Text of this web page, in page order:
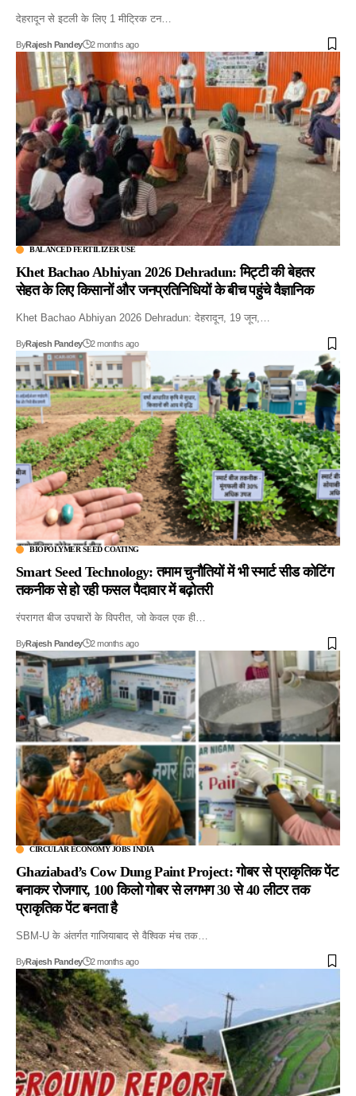
देहरादून से इटली के लिए 1 मीट्रिक टन…
ByRajesh Pandey 2 months ago
BALANCED FERTILIZER USE
Khet Bachao Abhiyan 2026 Dehradun: मिट्टी की बेहतर
सेहत के लिए किसानों और जनप्रतिनिधियों के बीच पहुंचे वैज्ञानिक
Khet Bachao Abhiyan 2026 Dehradun: देहरादून, 19 जून,…
ByRajesh Pandey 2 months ago
BIOPOLYMER SEED COATING
Smart Seed Technology: तमाम चुनौतियों में भी स्मार्ट सीड कोटिंग
तकनीक से हो रही फसल पैदावार में बढ़ोतरी
रंपरागत बीज उपचारों के विपरीत, जो केवल एक ही…
ByRajesh Pandey 2 months ago
CIRCULAR ECONOMY JOBS INDIA
Ghaziabad’s Cow Dung Paint Project: गोबर से प्राकृतिक पेंट
बनाकर रोजगार, 100 किलो गोबर से लगभग 30 से 40 लीटर तक
प्राकृतिक पेंट बनता है
SBM-U के अंतर्गत गाजियाबाद से वैश्विक मंच तक…
ByRajesh Pandey 2 months ago